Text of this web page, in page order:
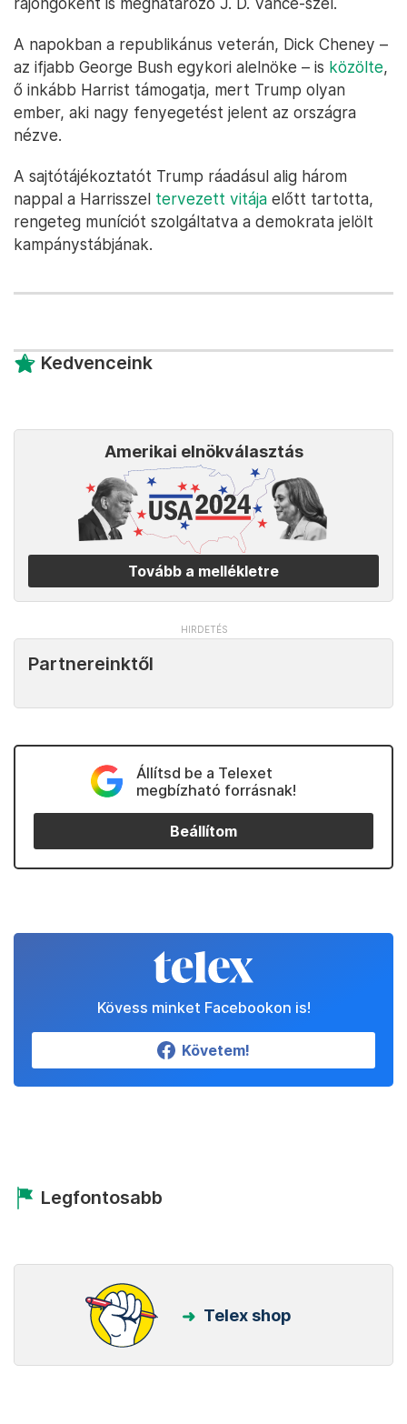
A napokban a republikánus veterán, Dick Cheney –
az ifjabb George Bush egykori alelnöke – is közölte,
ő inkább Harrist támogatja, mert Trump olyan
ember, aki nagy fenyegetést jelent az országra
nézve.
A sajtótájékoztatót Trump ráadásul alig három
nappal a Harrisszel tervezett vitája előtt tartotta,
rengeteg muníciót szolgáltatva a demokrata jelölt
kampánystábjának.
Kedvenceink
Amerikai elnökválasztás
Tovább a mellékletre
Partnereinktől
Állítsd be a Telexet
megbízható forrásnak!
Beállítom
Kövess minket Facebookon is!
Követem!
Legfontosabb
Telex shop